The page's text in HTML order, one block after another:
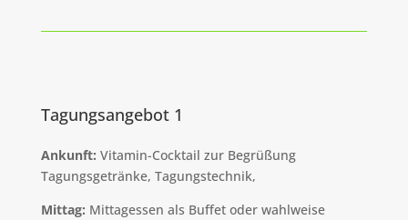
Tagungsangebot 1
Ankunft: Vitamin-Cocktail zur Begrüßung
Tagungsgetränke, Tagungstechnik,
Mittag: Mittagessen als Buffet oder wahlweise